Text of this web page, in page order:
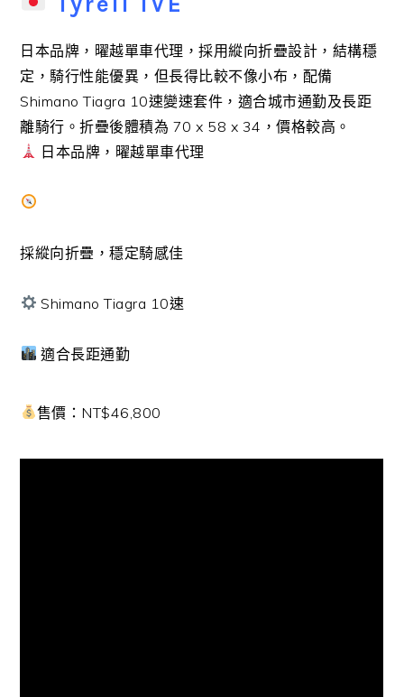
日本品牌，曜越單車代理，採用縱向折疊設計，結構穩
定，騎行性能優異，但長得比較不像小布，配備
Shimano Tiagra 10速變速套件，適合城市通勤及長距
離騎行。折疊後體積為 70 x 58 x 34，價格較高。
日本品牌，曜越單車代理
採縱向折疊，穩定騎感佳
Shimano Tiagra 10速
適合長距通勤
售價：NT$46,800